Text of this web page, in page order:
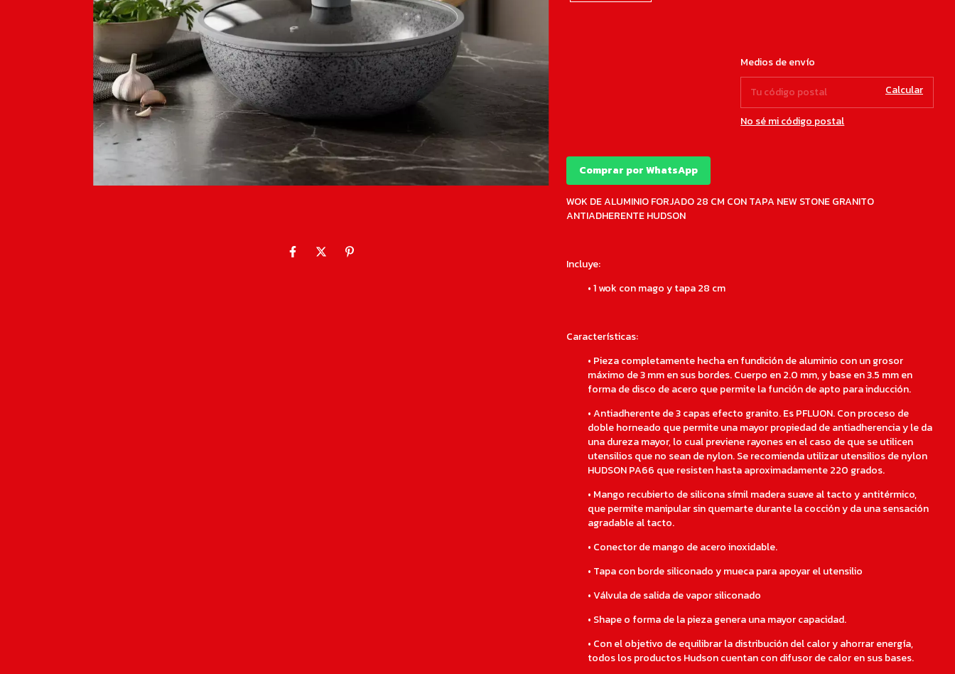
Entregas para el CP:
Medios de envío
Calcular
No sé mi código postal
Comprar por WhatsApp
WOK DE ALUMINIO FORJADO 28 CM CON TAPA NEW STONE GRANITO
ANTIADHERENTE HUDSON
Incluye:
•1 wok con mago y tapa 28 cm
Características:
• Pieza completamente hecha en fundición de aluminio con un grosor
máximo de 3 mm en sus bordes. Cuerpo en 2.0 mm, y base en 3.5 mm en
forma de disco de acero que permite la función de apto para inducción.
•Antiadherente de 3 capas efecto granito. Es PFLUON. Con proceso de
doble horneado que permite una mayor propiedad de antiadherencia y le da
una dureza mayor, lo cual previene rayones en el caso de que se utilicen
utensilios que no sean de nylon. Se recomienda utilizar utensilios de nylon
HUDSON PA66 que resisten hasta aproximadamente 220 grados.
• Mango recubierto de silicona símil madera suave al tacto y antitérmico,
que permite manipular sin quemarte durante la cocción y da una sensación
agradable al tacto.
• Conector de mango de acero inoxidable.
• Tapa con borde siliconado y mueca para apoyar el utensilio
•Válvula de salida de vapor siliconado
• Shape o forma de la pieza genera una mayor capacidad.
• Con el objetivo de equilibrar la distribución del calor y ahorrar energía,
todos los productos Hudson cuentan con difusor de calor en sus bases.